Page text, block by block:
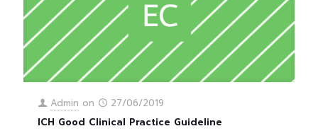
Admin on
27/06/2019
ICH Good Clinical Practice Guideline